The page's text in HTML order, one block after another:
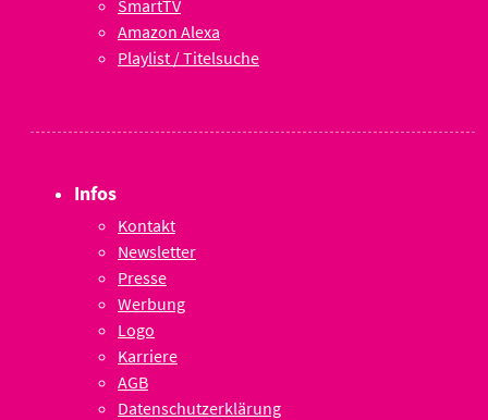
SmartTV
Amazon Alexa
Playlist / Titelsuche
Infos
Kontakt
Newsletter
Presse
Werbung
Logo
Karriere
AGB
Datenschutzerklärung